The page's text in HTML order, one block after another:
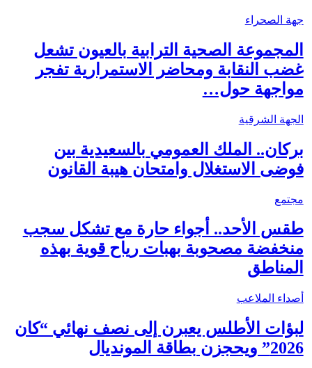
جهة الصحراء
المجموعة الصحية الترابية بالعيون تشعل
غضب النقابة ومحاضر الاستمرارية تفجر
مواجهة حول…
الجهة الشرقية
بركان.. الملك العمومي بالسعيدية بين
فوضى الاستغلال وامتحان هيبة القانون
مجتمع
طقس الأحد.. أجواء حارة مع تشكل سجب
منخفضة مصحوبة بهبات رياح قوية بهذه
المناطق
أصداء الملاعب
لبؤات الأطلس يعبرن إلى نصف نهائي “كان
2026” ويحجزن بطاقة المونديال